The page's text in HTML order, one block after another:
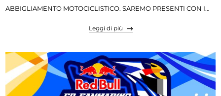
ABBIGLIAMENTO MOTOCICLISTICO. SAREMO PRESENTI CON I
LITE - NOLAN - SCORPION - HJC - AIROH - BLAUER E TANTISSIMI
Leggi di più